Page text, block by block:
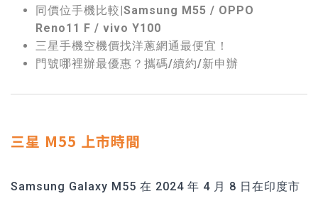
同價位手機比較|Samsung M55 / OPPO
Reno11 F / vivo Y100
三星手機空機價找洋蔥網通最便宜！
門號哪裡辦最優惠？攜碼/續約/新申辦
三星 M55 上市時間
Samsung Galaxy M55 在 2024 年 4 月 8 日在印度市